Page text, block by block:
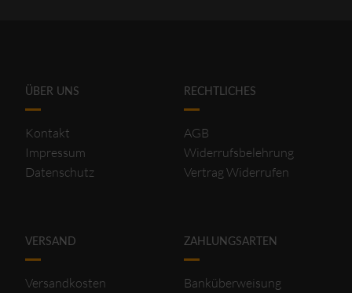
ÜBER UNS
Kontakt
Impressum
Datenschutz
RECHTLICHES
AGB
Widerrufsbelehrung
Vertrag Widerrufen
VERSAND
Versandkosten
ZAHLUNGSARTEN
Banküberweisung